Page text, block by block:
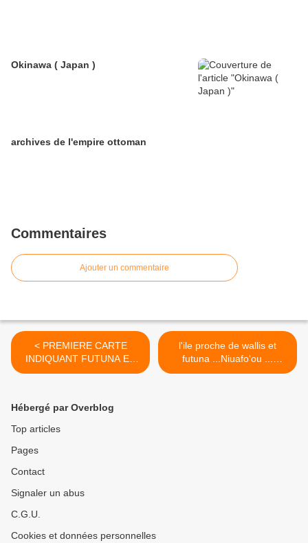
Okinawa ( Japan )
archives de l'empire ottoman
Commentaires
Ajouter un commentaire
< PREMIERE CARTE
INDIQUANT FUTUNA EN
1616 !
l'ile proche de wallis et
futuna ...Niuafoʻou ...
Découverte >
Hébergé par Overblog
Top articles
Pages
Contact
Signaler un abus
C.G.U.
Cookies et données personnelles